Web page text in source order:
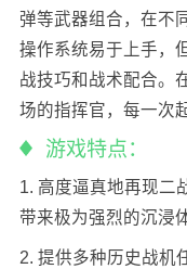
弹等武器组合，在不
操作系统易于上手，
战技巧和战术配合。
场的指挥官，每一次
游戏特点：
1. 高度逼真地再现二
带来极为强烈的沉浸
2. 提供多种历史战机